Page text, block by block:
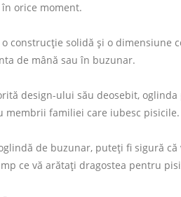
orice moment.
construcție solidă și o dimensiune
de mână sau în buzunar.
design-ului său deosebit,
membrii familiei care iubesc pisicile.
de buzunar, puteți fi sigură
ce vă arătați dragostea pentru